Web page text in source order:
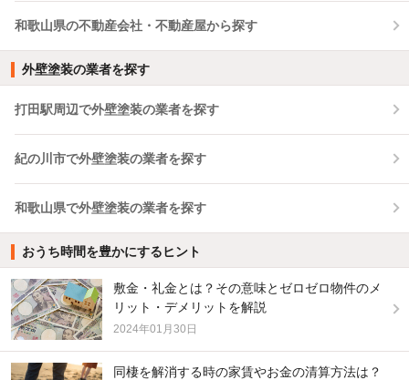
和歌山県の不動産会社・不動産屋から探す
外壁塗装の業者を探す
打田駅周辺で外壁塗装の業者を探す
紀の川市で外壁塗装の業者を探す
和歌山県で外壁塗装の業者を探す
おうち時間を豊かにするヒント
敷金・礼金とは？その意味とゼロゼロ物件のメ
リット・デメリットを解説
2024年01月30日
同棲を解消する時の家賃やお金の清算方法は？